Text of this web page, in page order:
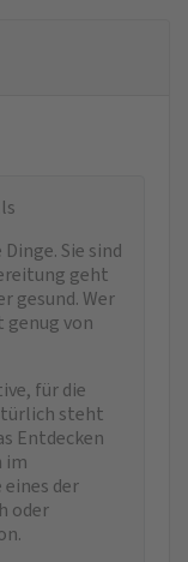
Sie sind
geht
gesund. Wer
von
für die
steht
Entdecken
im
eines der
oder